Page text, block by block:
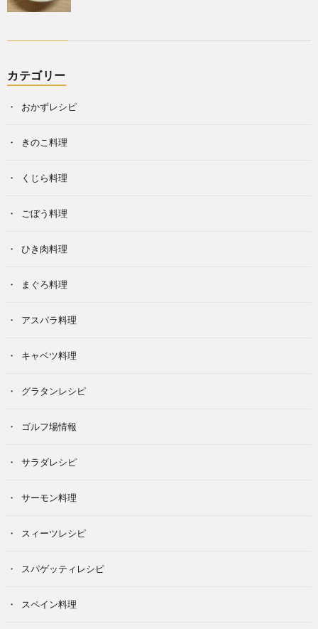
カテゴリー
おかずレシピ
きのこ料理
くじら料理
ごぼう料理
ひき肉料理
まぐろ料理
アスパラ料理
キャベツ料理
グラタンレシピ
ゴルフ場情報
サラダレシピ
サーモン料理
スィーツレシピ
スパゲッティレシピ
スペイン料理